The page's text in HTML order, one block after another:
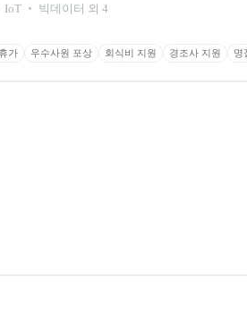
IoT ‧ 빅데이터 외 4
가 우수사원 포상 회식비 지원 경조사 지원 명